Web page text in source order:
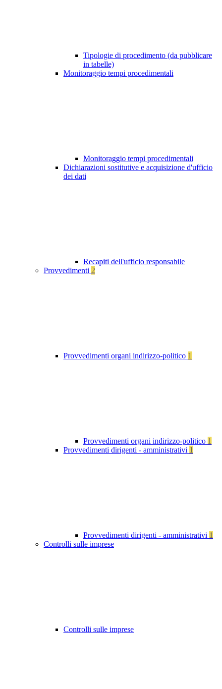
Tipologie di procedimento (da pubblicare
in tabelle)
Monitoraggio tempi procedimentali
Monitoraggio tempi procedimentali
Dichiarazioni sostitutive e acquisizione d'ufficio
dei dati
Recapiti dell'ufficio responsabile
Provvedimenti 2
Provvedimenti organi indirizzo-politico 1
Provvedimenti organi indirizzo-politico 1
Provvedimenti dirigenti - amministrativi 1
Provvedimenti dirigenti - amministrativi 1
Controlli sulle imprese
Controlli sulle imprese